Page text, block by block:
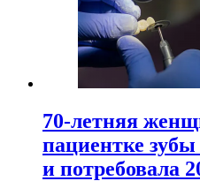
70-летняя
пациентке
и потребовала